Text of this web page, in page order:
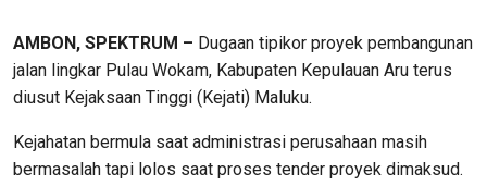
AMBON, SPEKTRUM – Dugaan tipikor proyek pembangunan
jalan lingkar Pulau Wokam, Kabupaten Kepulauan Aru terus
diusut Kejaksaan Tinggi (Kejati) Maluku.
Kejahatan bermula saat administrasi perusahaan masih
bermasalah tapi lolos saat proses tender proyek dimaksud.